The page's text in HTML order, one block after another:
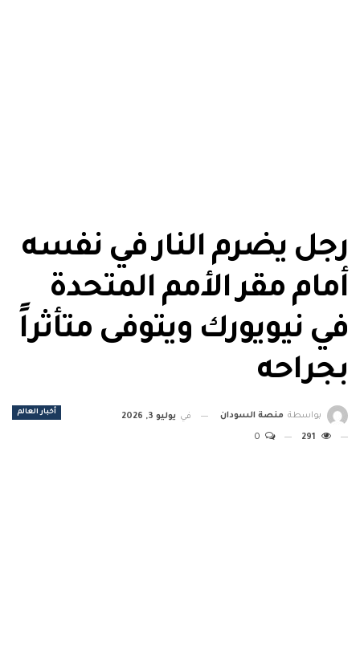
رجل يضرم النار في نفسه
أمام مقر الأمم المتحدة
في نيويورك ويتوفى متأثراً
بجراحه
أخبار العالم بواسطة منصة السودان في يوليو 3, 2026
291